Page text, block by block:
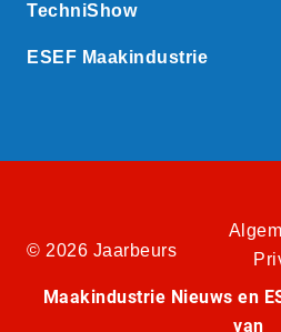
TechniShow
ESEF Maakindustrie
© 2026 Jaarbeurs
Maakindustrie Nieuws en
van